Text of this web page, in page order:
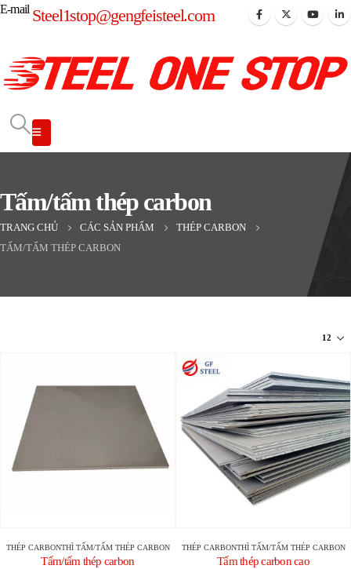
E-mail Steel1stop@gengfeisteel.com
Tấm/tấm thép carbon
TRANG CHỦ CÁC SẢN PHẨM
THÉP CARBON
TẤM/TẤM THÉP CARBON
THÉP CARBONTHÌ TẤM/TẤM THÉP CARBON
Tấm/tấm thép carbon
THÉP CARBONTHÌ TẤM/TẤM THÉP CARBON
Tấm thép carbon cao